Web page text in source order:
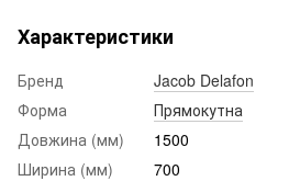
Характеристики
Бренд
Jacob Delafon
Форма
Прямокутна
Довжина (мм)
1500
Ширина (мм)
700